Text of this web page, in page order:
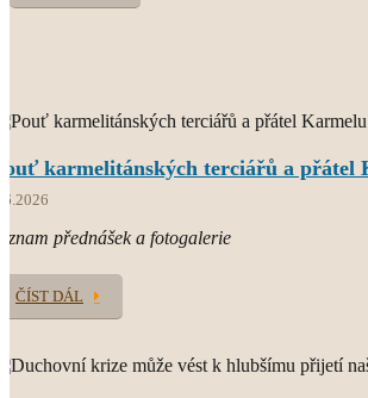
karmelitánských terciářů a přátel
přednášek a fotogalerie
ČÍST DÁL